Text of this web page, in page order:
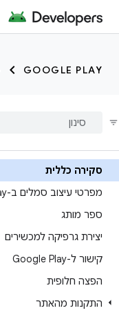
GOOGLE PLAY
סקירה כללית
מפרטי עיצוב סמלים ב-Google Play
ספר מותג
יצירת גרפיקה למכשירים
קישור ל-Google Play
הפצה חלופית
התקנות מהאתר